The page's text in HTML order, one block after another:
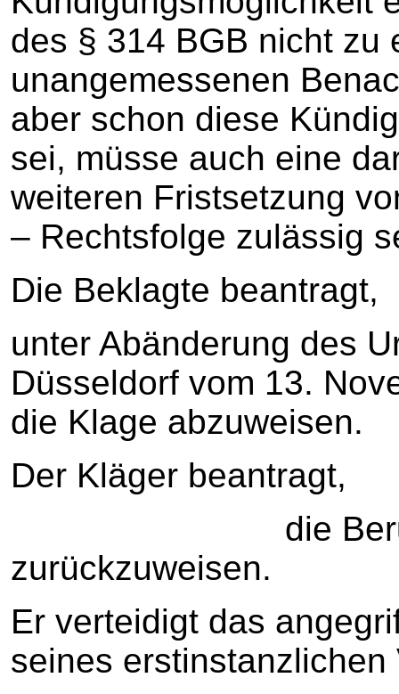
des § 314 BGB nicht zu
unangemessenen
aber schon diese
sei, müsse auch eine
weiteren Fristsetzung
– Rechtsfolge zulässig
Die Beklagte beantragt,
unter Abänderung des
Düsseldorf vom 13.
die Klage abzuweisen.
Der Kläger beantragt,
die Berufung
zurückzuweisen.
Er verteidigt das
seines